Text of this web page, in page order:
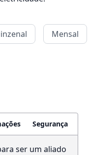
Mensal
Segurança
ser um aliado